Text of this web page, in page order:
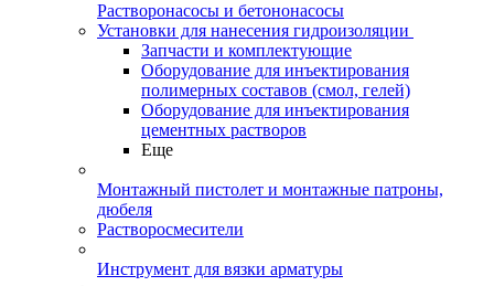
Растворонасосы и бетононасосы
Установки для нанесения гидроизоляции
Запчасти и комплектующие
Оборудование для инъектирования
полимерных составов (смол, гелей)
Оборудование для инъектирования
цементных растворов
Еще
Монтажный пистолет и монтажные патроны,
дюбеля
Растворосмесители
Инструмент для вязки арматуры